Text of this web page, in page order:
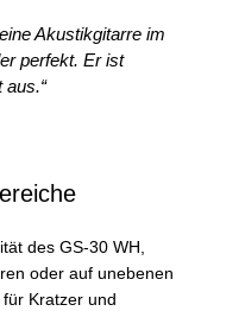
Akustikgitarre im
perfekt. Er ist
aus.“
des GS-30 WH,
oder auf unebenen
Kratzer und